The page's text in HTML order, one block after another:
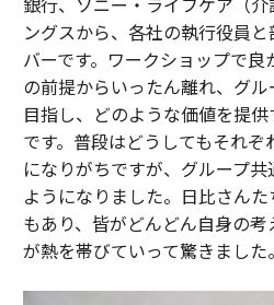
ングスから、各社の執行役員
バーです。ワークショップで
の前提からいったん離れ、グ
目指し、どのような価値を提
です。普段はどうしてもそれ
になりがちですが、グループ
ようになりました。日比さん
もあり、皆がどんどん自身の
が熱を帯びていって驚きました。